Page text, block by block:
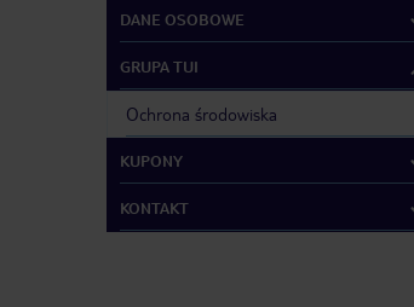
DANE OSOBOWE
GRUPA TUI
Ochrona środowiska
KUPONY
KONTAKT